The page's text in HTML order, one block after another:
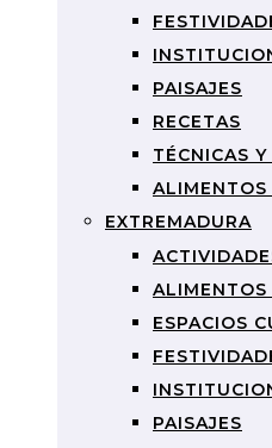
PAISAJES
RECETAS
TÉCNICAS
ALIMENTOS
EXTREMADURA
ALIMENTOS
ESPACIOS
PAISAJES